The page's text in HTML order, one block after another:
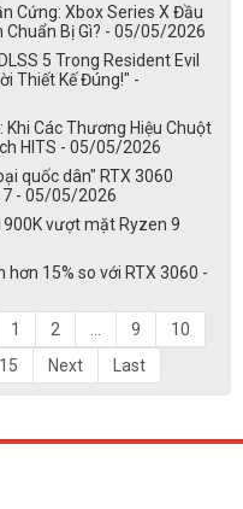
Cứng: Xbox Series X Đầu
Chuẩn Bị Gì? - 05/05/2026
5 Trong Resident Evil
Thiết Kế Đúng!" -
Các Thương Hiệu Chuột
HITS - 05/05/2026
quốc dân" RTX 3060
7 - 05/05/2026
vượt mặt Ryzen 9
15% so với RTX 3060 -
1 2 9
10
15 Next Last